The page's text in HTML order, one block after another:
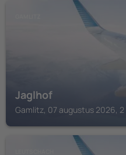
Jaglhof
Gamlitz, 07 augustus 2026,